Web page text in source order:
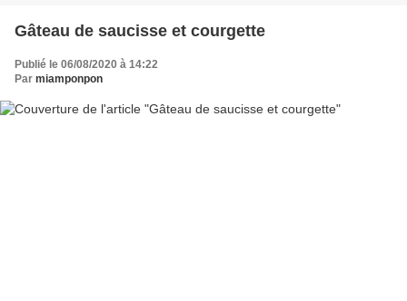
Gâteau de saucisse et courgette
Publié le 06/08/2020 à 14:22
Par miamponpon